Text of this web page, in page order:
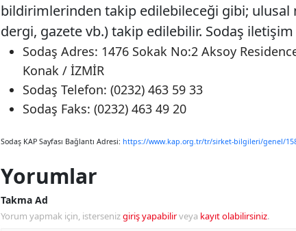
bildirimlerinden takip edilebileceği gibi; ulusal
dergi, gazete vb.) takip edilebilir. Sodaş
Sodaş Adres: 1476 Sokak No:2 Aksoy
Konak / İZMİR
Sodaş Telefon: (0232) 463 59 33
Sodaş Faks: (0232) 463 49 20
Sodaş KAP Sayfası Bağlantı Adresi: https://www.kap.org.tr/tr/sirket-bilgileri/genel/
Yorumlar
Takma Ad
Yorum yapmak için, istersenizgiriş yapabilirveya kayıt olabilirsiniz.